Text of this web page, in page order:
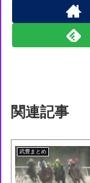
関連記事
武豊まとめ